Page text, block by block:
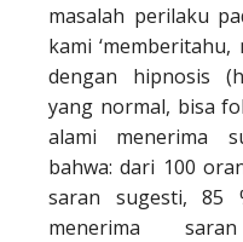
masalah perilaku
kami
dengan hipnosis
yang normal, bisa
alami menerima
bahwa: dari 100
saran sugesti, 85
menerima